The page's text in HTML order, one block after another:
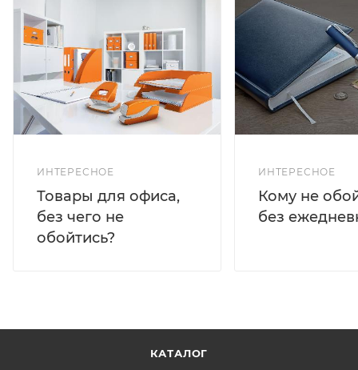
ИНТЕРЕСНОЕ
Товары для офиса,
без чего не
обойтись?
ИНТЕРЕСНОЕ
Кому не
без
КАТАЛОГ